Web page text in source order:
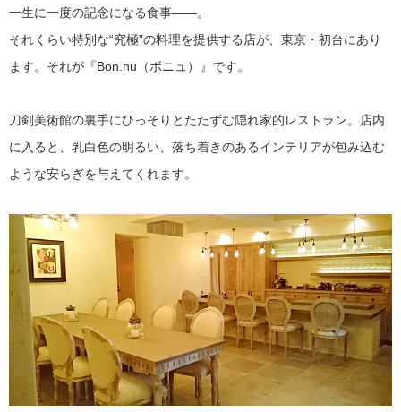
一生に一度の記念になる食事――。
それくらい特別な“究極”の料理を提供する店が、東京・初台にあり
ます。それが『Bon.nu（ボニュ）』です。
刀剣美術館の裏手にひっそりとたたずむ隠れ家的レストラン。店内
に入ると、乳白色の明るい、落ち着きのあるインテリアが包み込む
ような安らぎを与えてくれます。